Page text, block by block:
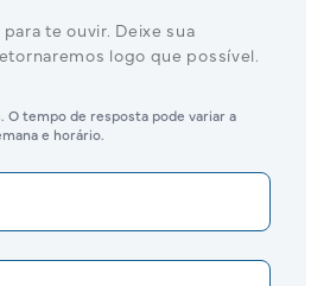
te ouvir. Deixe sua
logo que possível.
O tempo de resposta pode variar a
e horário.